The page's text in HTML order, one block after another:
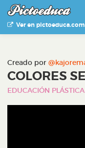
Ver en pictoeduca.com
Creado por
COLORES
EDUCACIÓN PLÁSTICA